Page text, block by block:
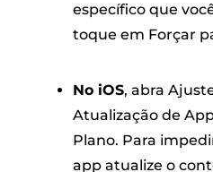
específico que
toque em Forçar
No iOS, abra
Atualização de
Plano. Para
app atualize o